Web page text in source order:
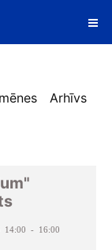
Arhīvs
14:00 - 16:00